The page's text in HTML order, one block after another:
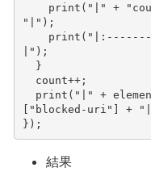
print ( "|" +
"|" );
print (
|" );
}
count++;
print ( "|" +
[ "blocked-uri" ] +
});
結果